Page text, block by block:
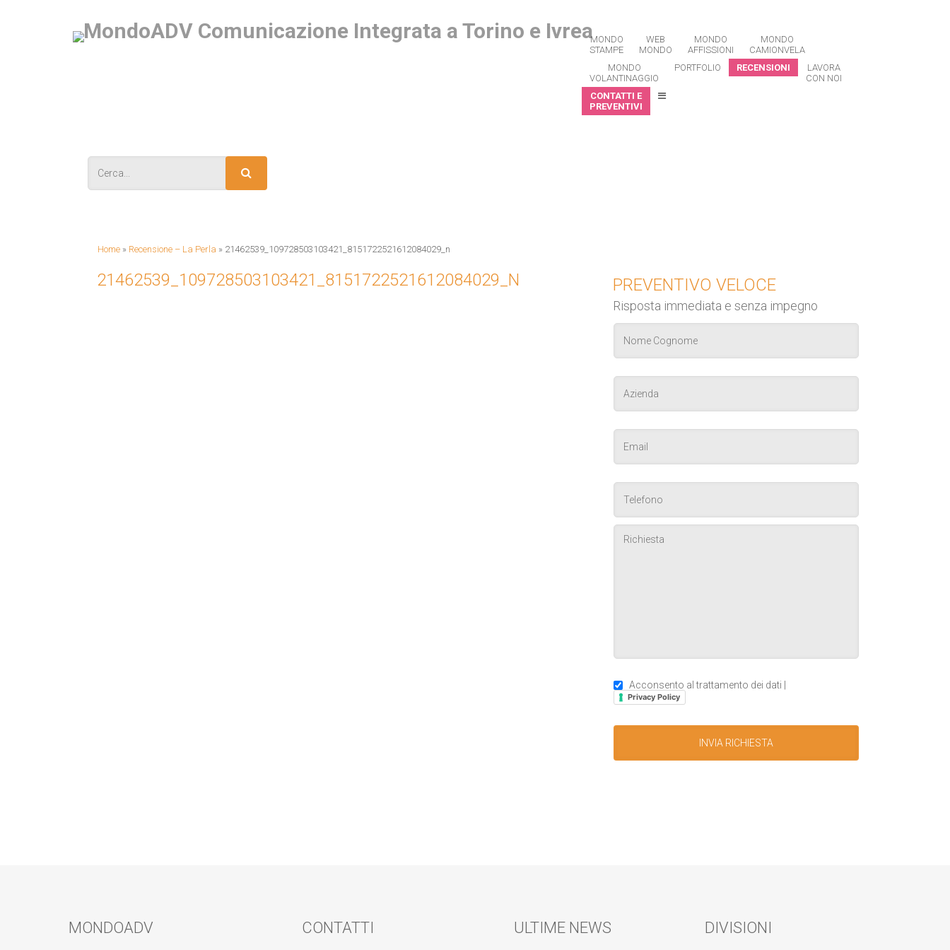
MONDO
STAMPE
WEB
MONDO
MONDO
AFFISSIONI
MONDO
CAMIONVELA
MONDO
VOLANTINAGGIO
PORTFOLIO RECENSIONI
LAVORA
CON NOI
CONTATTI E
PREVENTIVI
Home » Recensione – La Perla » 21462539_109728503103421_8151722521612084029_n
21462539_109728503103421_8151722521612084029_N PREVENTIVO VELOCE
Risposta immediata e senza impegno
Acconsento al trattamento dei dati |
Privacy Policy
MONDOADV CONTATTI ULTIME NEWS DIVISIONI